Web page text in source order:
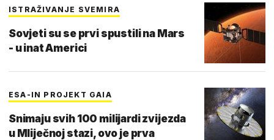
ISTRAŽIVANJE SVEMIRA
Sovjeti su se prvi spustili na Mars
- u inat Americi
ESA-IN PROJEKT GAIA
Snimaju svih 100 milijardi zvijezda
u Mliječnoj stazi, ovo je prva